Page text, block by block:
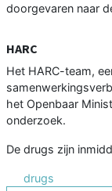
doorgevaren naar
HARC
Het HARC-team,
het Openbaar
onderzoek.
De drugs zijn
drugs